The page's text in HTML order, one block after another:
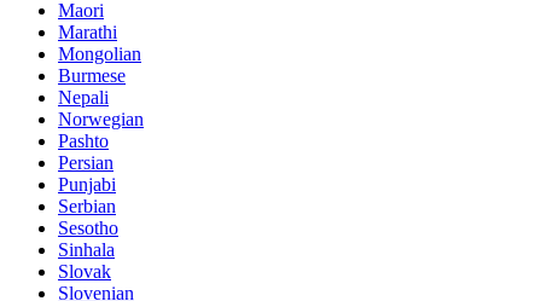
Maori
Marathi
Mongolian
Burmese
Nepali
Norwegian
Pashto
Persian
Punjabi
Serbian
Sesotho
Sinhala
Slovak
Slovenian